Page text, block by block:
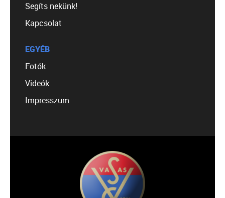
Segíts nekünk!
Kapcsolat
EGYÉB
Fotók
Videók
Impresszum